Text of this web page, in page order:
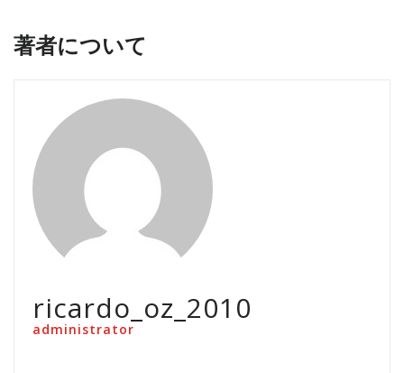
著者について
ricardo_oz_2010
administrator